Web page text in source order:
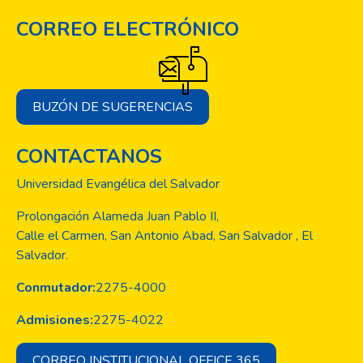
junto a líderes comunitarios y dar
cumplimiento a los valores de solidaridad y
servicio a quien más lo necesita, son
alrededor de 700 personas las beneficiadas
con las diferentes acciones sociales.
CORREO ELECTRÓNICO
BUZÓN DE SUGERENCIAS
CONTACTANOS
Universidad Evangélica del Salvador
Prolongación Alameda Juan Pablo II,
Calle el Carmen, San Antonio Abad, San Salvador , El
Salvador.
Conmutador:2275-4000
Admisiones:2275-4022